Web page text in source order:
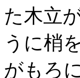
た木立
うに梢
がもろ